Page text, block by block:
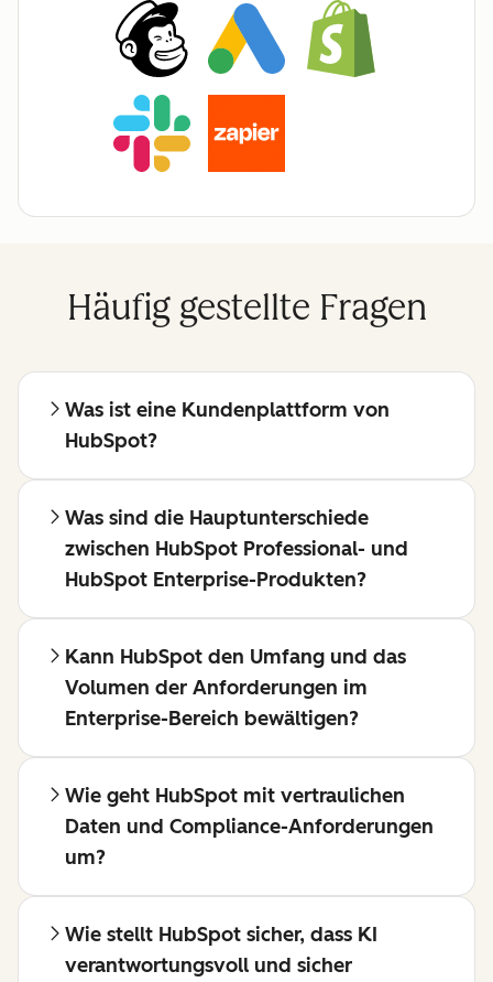
Häufig gestellte Fragen
Was ist eine Kundenplattform von
HubSpot?
Was sind die Hauptunterschiede
zwischen HubSpot Professional- und
HubSpot Enterprise-Produkten?
Kann HubSpot den Umfang und das
Volumen der Anforderungen im
Enterprise-Bereich bewältigen?
Wie geht HubSpot mit vertraulichen
Daten und Compliance-Anforderungen
um?
Wie stellt HubSpot sicher, dass KI
verantwortungsvoll und sicher